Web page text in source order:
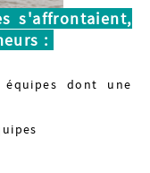
s'affrontaient,
:
dont une